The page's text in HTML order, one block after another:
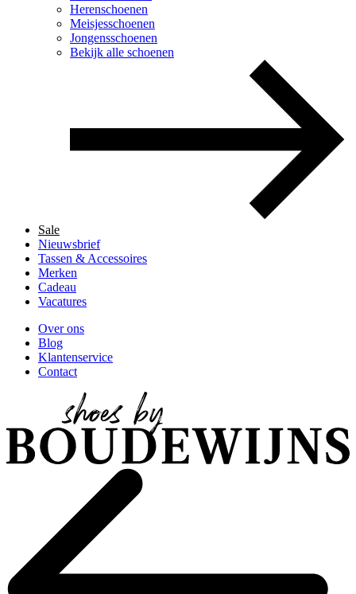
Herenschoenen
Meisjesschoenen
Jongensschoenen
Bekijk alle schoenen
Sale
Nieuwsbrief
Tassen & Accessoires
Merken
Cadeau
Vacatures
Over ons
Blog
Klantenservice
Contact